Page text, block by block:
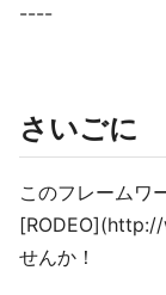
----
さいごに
このフレームワ
せんか！